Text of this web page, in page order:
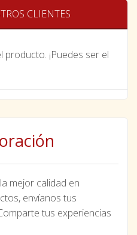
CLIENTES
¡Puedes ser el
mejor calidad en
envíanos tus
tus experiencias